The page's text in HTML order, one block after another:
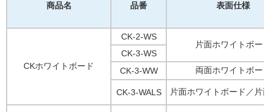
商品名 品番 表面仕様
CKホワイトボード
CK-2-WS
片面ホワイトボー
CK-3-WS
CK-3-WW
両面ホワイトボー
CK-3-WALS 片面ホワイトボード／片